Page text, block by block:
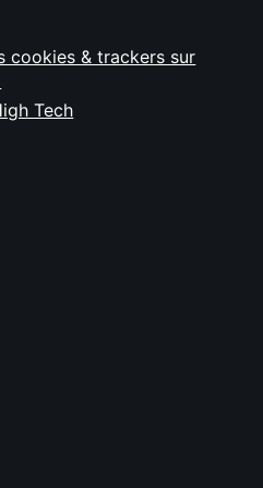
cookies & trackers sur
Tech